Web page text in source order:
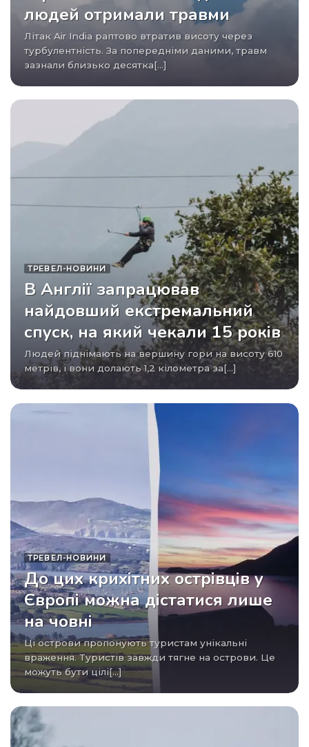
людей отримали травми
Літак Air India раптово втратив висоту через
турбулентність. За попередніми даними, травм
зазнали близько десятка[...]
ТРЕВЕЛ-НОВИНИ
В Англії запрацював
найдовший екстремальний
спуск, на який чекали 15 років
Людей піднімають на вершину гори на висоту 610
метрів, і вони долають 1,2 кілометра за[...]
ТРЕВЕЛ-НОВИНИ
До цих крихітних острівців у
Європі можна дістатися лише
на човні
Ці острови пропонують туристам унікальні
враження. Туристів завжди тягне на острови. Це
можуть бути цілі[...]